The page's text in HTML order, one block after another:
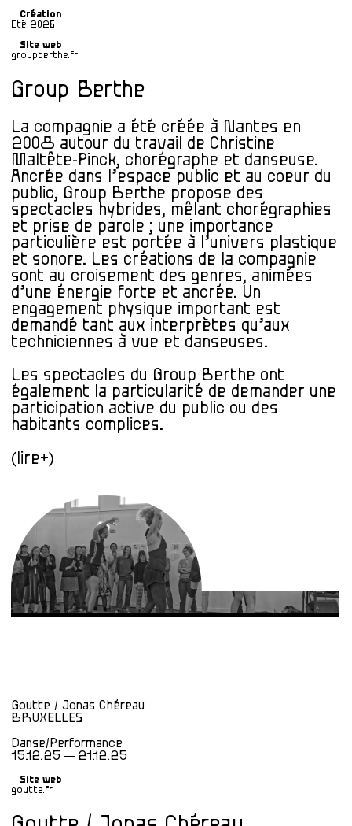
Création
Eté 2026
Site web
groupberthe.fr
Group Berthe
La compagnie a été créée à Nantes en
2008 autour du travail de Christine
Maltête-Pinck, chorégraphe et danseuse.
Ancrée dans l’espace public et au coeur du
public, Group Berthe propose des
spectacles hybrides, mêlant chorégraphies
et prise de parole ; une importance
particulière est portée à l’univers plastique
et sonore. Les créations de la compagnie
sont au croisement des genres, animées
d’une énergie forte et ancrée. Un
engagement physique important est
demandé tant aux interprètes qu’aux
techniciennes à vue et danseuses.
Les spectacles du Group Berthe ont
également la particularité de demander une
participation active du public ou des
habitants complices.
(lire+)
Goutte / Jonas Chéreau
BRUXELLES
Danse/Performance
15.12.25 — 21.12.25
Site web
goutte.fr